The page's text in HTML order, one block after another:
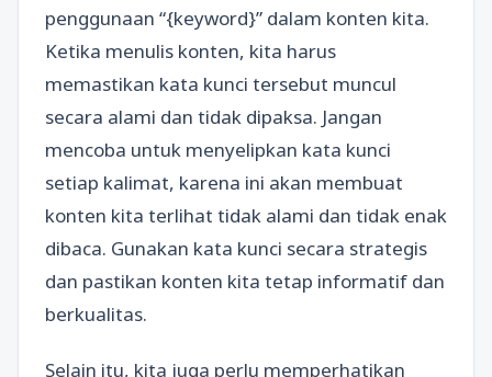
penggunaan “{keyword}” dalam konten kita.
Ketika menulis konten, kita harus
memastikan kata kunci tersebut muncul
secara alami dan tidak dipaksa. Jangan
mencoba untuk menyelipkan kata kunci
setiap kalimat, karena ini akan membuat
konten kita terlihat tidak alami dan tidak enak
dibaca. Gunakan kata kunci secara strategis
dan pastikan konten kita tetap informatif dan
berkualitas.
Selain itu, kita juga perlu memperhatikan